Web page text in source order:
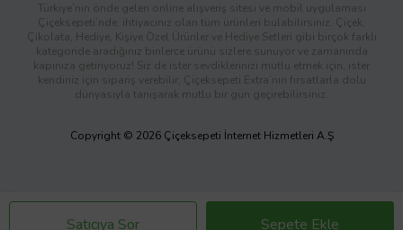
Satıcıya Sor Sepete Ekle
Türkiye’nin önde gelen online alışveriş sitesi ve mobil uygulaması
Çiçeksepeti’nde, ihtiyacınız olan tüm ürünleri bulabilirsiniz. Çiçek,
Çikolata, Hediye, Kişiye Özel Ürünler ve Hediye Setleri gibi birçok farklı
kategoride aradığınız binlerce ürünü sizlere sunuyor ve zamanında
kapınıza getiriyoruz! Siz de ister sevdiklerinizi mutlu etmek için, ister
kendiniz için sipariş verebilir; Çiçeksepeti Extra’nın fırsatlarla dolu
dünyasıyla tanışarak mutlu bir gün geçirebilirsiniz.
Copyright © 2026 Çiçeksepeti İnternet Hizmetleri A.Ş